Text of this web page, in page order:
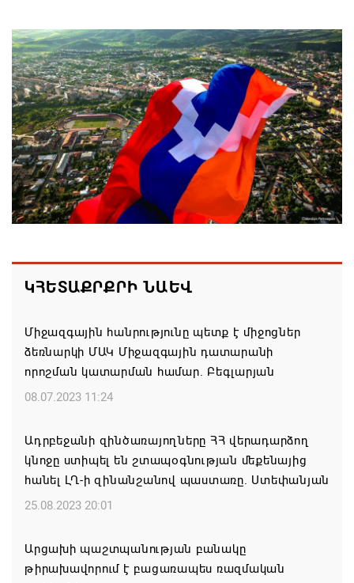
այցելելուց․ Մատվիենկո
06.08.2026 20:30
ՌԴ–ն ՀՀ–ից երկաթուղու կոնցեսիոն
կառավարման մասին պաշտոնական դիմում չի
ստացել. Օվերչուկ
06.08.2026 19:03
Հայաստանյայց Առաքելական Եկեղեցու
կառավարության հետ խորացող
հակամարտության պատճառով․ Reuters-ի
Ռուսաստանից Ադրբեջանի տարածքով
«Հայաստան» խմբակցությունը ևս մասնակցելու է
06.08.2026 17:04
ԿՀԵՏԱՔՐՔՐԻ ՆԱԵՎ
Միջազգային հանրությունը պետք է միջոցներ
ձեռնարկի ՄԱԿ Միջազգային դատարանի
որոշման կատարման համար. Բեգլարյան
08.07.2023 11:24
Ադրբեջանի զինծառայողները ՀՀ վերադարձող
կնոջը ստիպել են շտապօգնության մեքենայից
հանել ԼՂ-ի զինանշանով պաստառը. Ստեփանյան
25.08.2023 20:01
Արցախի պաշտպանության բանակը
թիրախավորում է բացառապես ռազմական